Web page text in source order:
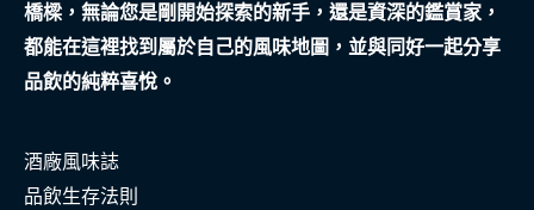
橋樑，無論您是剛開始探索的新手，還是資深的鑑賞家，
都能在這裡找到屬於自己的風味地圖，並與同好一起分享
品飲的純粹喜悅。
酒廠風味誌
品飲生存法則